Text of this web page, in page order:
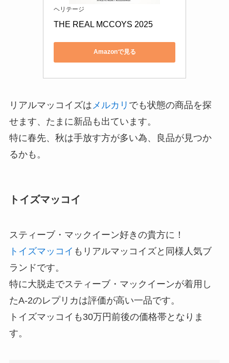
ヘリテージ
THE REAL MCCOYS 2025
Amazonで見る
リアルマッコイズは メルカリ でも状態の商品を探
せます、たまに新品も出ています。
特に春先、秋は手放す方が多い為、良品が見つか
るかも。
トイズマッコイ
スティーブ・マックイーン好きの貴方に！
トイズマッコイ もリアルマッコイズと同様人気ブ
ランドです。
特に大脱走でスティーブ・マックイーンが着用し
たA-2のレプリカは評価が高い一品です。
トイズマッコイも30万円前後の価格帯となりま
す。